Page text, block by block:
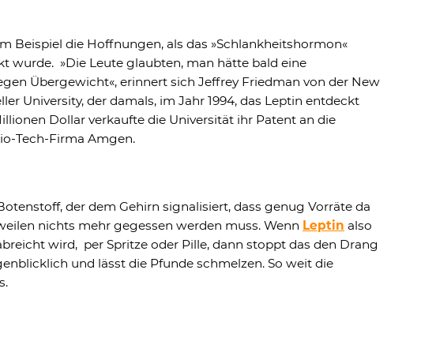
Beispiel die Hoffnungen, als das »Schlankheitshormon«
wurde. »Die Leute glaubten, man hätte bald eine
Übergewicht«, erinnert sich Jeffrey Friedman von der New
University, der damals, im Jahr 1994, das Leptin entdeckt
Dollar verkaufte die Universität ihr Patent an die
Tech-Firma Amgen.
der dem Gehirn signalisiert, dass genug Vorräte da
nichts mehr gegessen werden muss. Wenn Leptin also
wird, per Spritze oder Pille, dann stoppt das den Drang
und lässt die Pfunde schmelzen. So weit die